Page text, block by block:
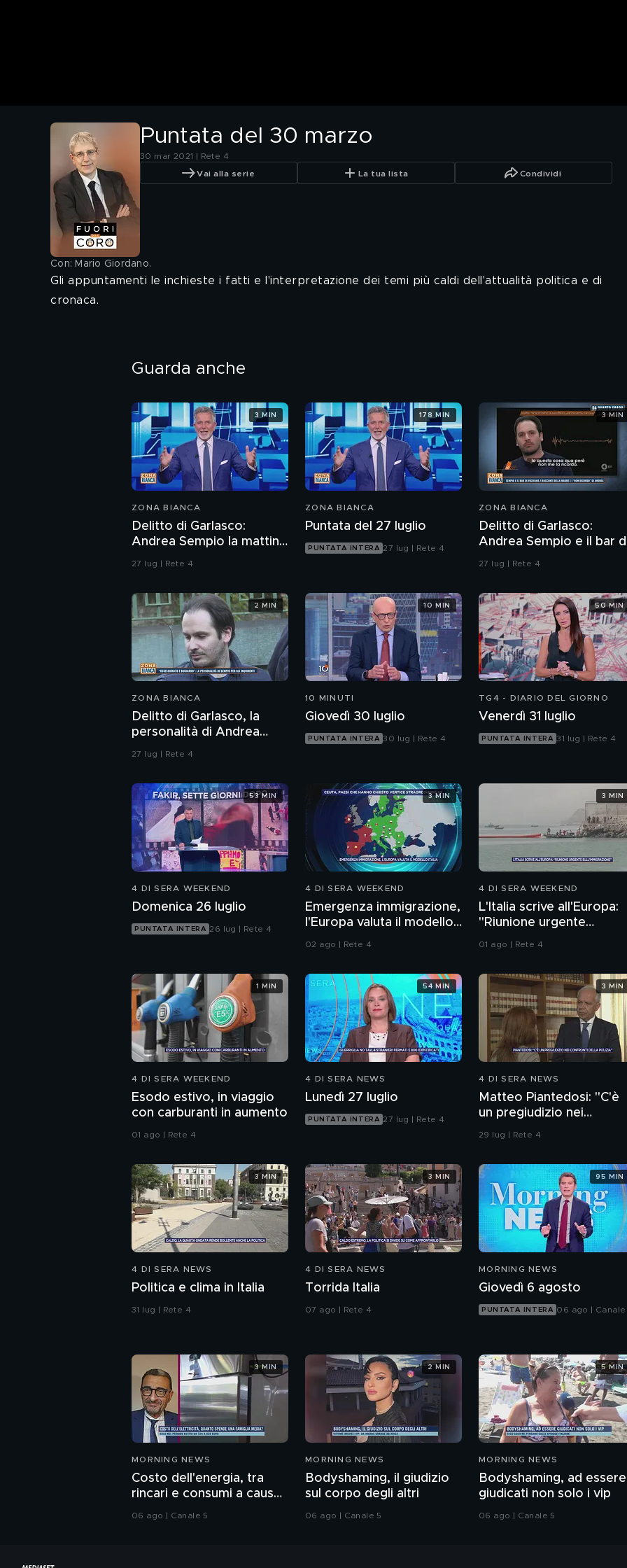
Puntata del 30 marzo
30 mar 2021 | Rete 4
Vai alla serie La tua lista Condividi
Con: Mario Giordano.
Gli appuntamenti le inchieste i fatti e l'interpretazione dei temi più caldi dell'attualità politica e di
cronaca.
Guarda anche
ZONA BIANCA
Delitto di Garlasco:
Andrea Sempio la mattina
del delitto è stato in un
27 lug | Rete 4
3 MIN
ZONA BIANCA
Puntata del 27 luglio
PUNTATA INTERA 27 lug | Rete 4
178 MIN
ZONA BIANCA
Delitto di Garlasco:
Andrea Sempio e il bar
Vigevano e i racconti
27 lug | Rete 4
3 MIN
ZONA BIANCA
Delitto di Garlasco, la
personalità di Andrea
Sempio per gli inquirenti:
27 lug | Rete 4
2 MIN
10 MINUTI
Giovedì 30 luglio
PUNTATA INTERA 30 lug | Rete 4
10 MIN
TG4 - DIARIO DEL GIORNO
Venerdì 31 luglio
PUNTATA INTERA 31 lug | Rete 4
50 MIN
4 DI SERA WEEKEND
Domenica 26 luglio
PUNTATA INTERA 26 lug | Rete 4
53 MIN
4 DI SERA WEEKEND
Emergenza immigrazione,
l'Europa valuta il modello
02 ago | Rete 4
3 MIN
4 DI SERA WEEKEND
L'Italia scrive all'Europa:
"Riunione urgente
sull'immigrazione"
01 ago | Rete 4
3 MIN
4 DI SERA WEEKEND
Esodo estivo, in viaggio
con carburanti in aumento
01 ago | Rete 4
1 MIN
4 DI SERA NEWS
Lunedì 27 luglio
PUNTATA INTERA 27 lug | Rete 4
54 MIN
4 DI SERA NEWS
Matteo Piantedosi: "C'è
un pregiudizio nei
confronti della polizia"
29 lug | Rete 4
3 MIN
4 DI SERA NEWS
Politica e clima in Italia
31 lug | Rete 4
3 MIN
4 DI SERA NEWS
Torrida Italia
07 ago | Rete 4
3 MIN
MORNING NEWS
Giovedì 6 agosto
PUNTATA INTERA 06 ago | Canale
95 MIN
MORNING NEWS
Costo dell'energia, tra
rincari e consumi a causa
del caldo record
06 ago | Canale 5
3 MIN
MORNING NEWS
Bodyshaming, il giudizio
sul corpo degli altri
06 ago | Canale 5
2 MIN
MORNING NEWS
Bodyshaming, ad essere
giudicati non solo i vip
06 ago | Canale 5
5 MIN